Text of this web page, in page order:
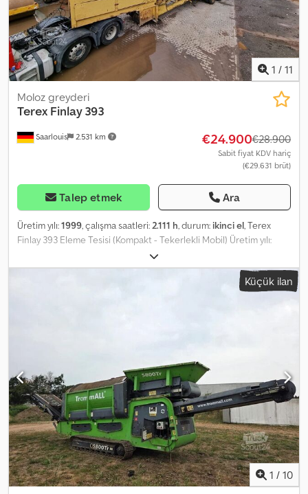
1 / 11
Saarlouis 2.531 km
Moloz greyderi
Terex Finlay 393
€24.900€28.900
Sabit fiyat KDV hariç
(€29.631 brüt)
Talep etmek Ara
Üretim yılı:1999, çalışma saatleri:2.111 h, durum: ikinci el, Terex
Finlay 393 Eleme Tesisi (Kompakt - Tekerlekli Mobil) Üretim yılı:
1999 Çalışma saati: 2.111 saat Bunker 3 bant 3 kat Deutz motor
Kullanıma hazır Dodpoyc Uvqefx Aayokr = Ek bilgiler = Kullanım
Küçük ilan
1 / 10